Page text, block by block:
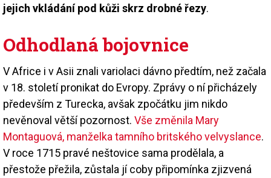
jejich vkládání pod kůži skrz drobné řezy.
Odhodlaná bojovnice
V Africe i v Asii znali variolaci dávno předtím, než začala
v 18. století pronikat do Evropy. Zprávy o ní přicházely
především z Turecka, avšak zpočátku jim nikdo
nevěnoval větší pozornost. Vše změnila Mary
Montaguová, manželka tamního britského velvyslance.
V roce 1715 pravé neštovice sama prodělala, a
přestože přežila, zůstala jí coby připomínka zjizvená